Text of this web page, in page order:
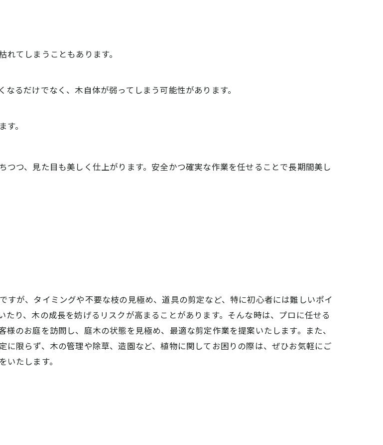
てしまうこともあります。
るだけでなく、木自体が弱ってしまう可能性があります。
。
つ、見た目も美しく仕上がります。安全かつ確実な作業を任せることで長期間美し
が、タイミングや不要な枝の見極め、道具の剪定など、特に初心者には難しいポイ
り、木の成長を妨げるリスクが高まることがあります。そんな時は、プロに任せる
のお庭を訪問し、庭木の状態を見極め、最適な剪定作業を提案いたします。また、
限らず、木の管理や除草、造園など、植物に関してお困りの際は、ぜひお気軽にご
たします。